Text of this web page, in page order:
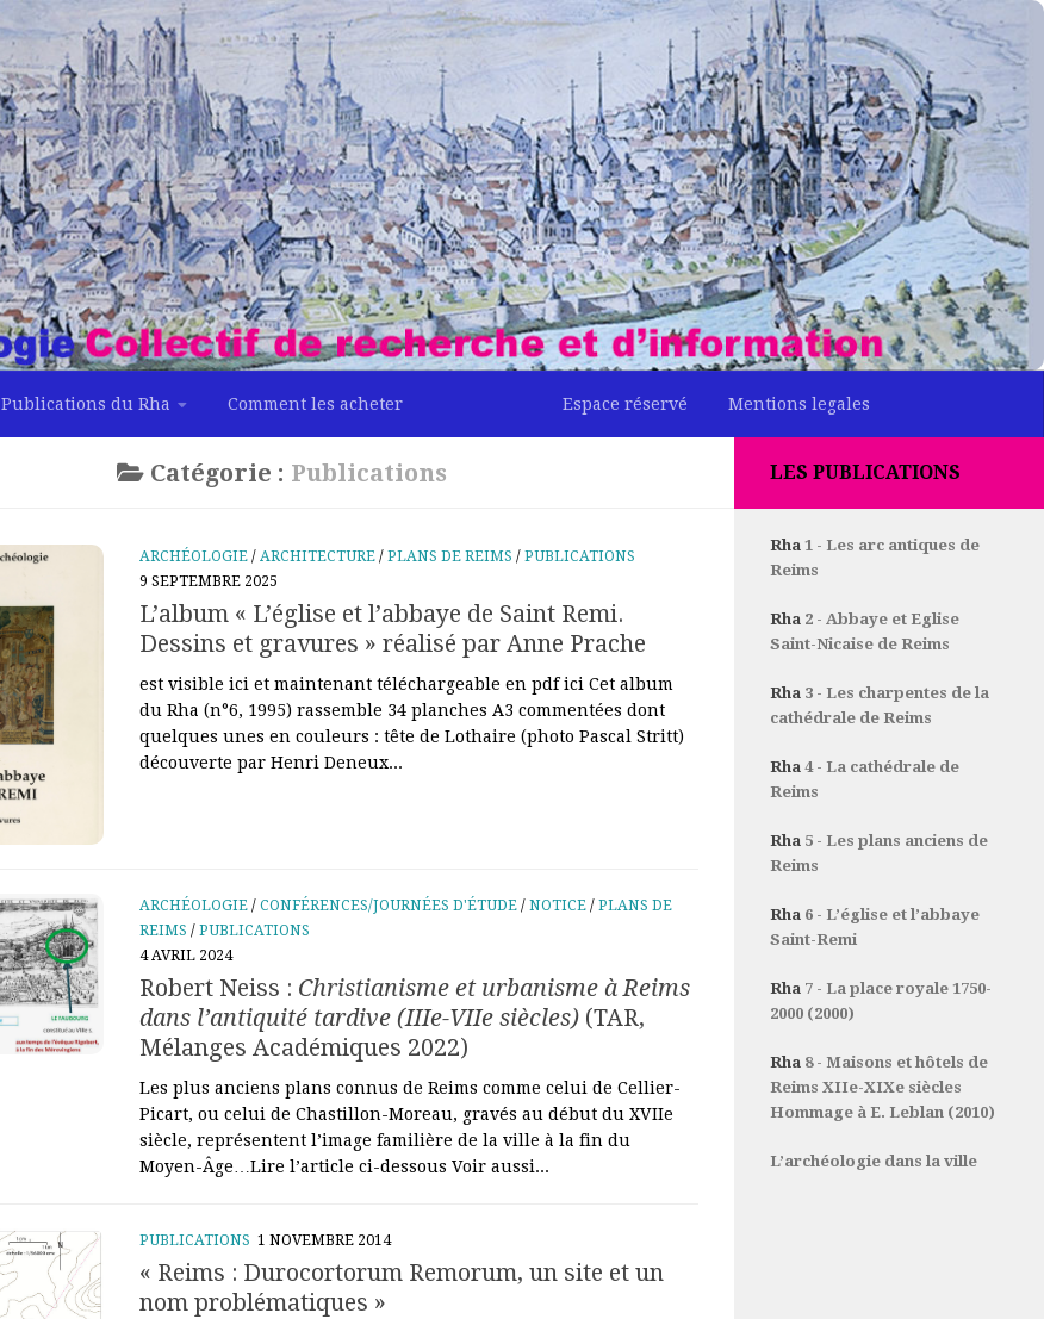
Publications du Rha Comment les acheter Espace réservé Mentions legales
Catégorie : Publications
ARCHÉOLOGIE /ARCHITECTURE /PLANS DE REIMS /PUBLICATIONS
9 SEPTEMBRE 2025
L’album « L’église et l’abbaye de Saint Remi.
Dessins et gravures » réalisé par Anne Prache
est visible ici et maintenant téléchargeable en pdf ici Cet album
du Rha (n°6, 1995) rassemble 34 planches A3 commentées dont
quelques unes en couleurs : tête de Lothaire (photo Pascal Stritt)
découverte par Henri Deneux...
ARCHÉOLOGIE /CONFÉRENCES/JOURNÉES D'ÉTUDE /NOTICE /PLANS DE
REIMS /PUBLICATIONS
4 AVRIL 2024
Robert Neiss : Christianisme et urbanisme à Reims
dans l’antiquité tardive (IIIe-VIIe siècles) (TAR,
Mélanges Académiques 2022)
Les plus anciens plans connus de Reims comme celui de Cellier-
Picart, ou celui de Chastillon-Moreau, gravés au début du XVIIe
siècle, représentent l’image familière de la ville à la fin du
Moyen-Âge…Lire l’article ci-dessous Voir aussi...
PUBLICATIONS 1 NOVEMBRE 2014
« Reims : Durocortorum Remorum, un site et un
nom problématiques »
LES PUBLICATIONS
Rha 1 - Les arc antiques de
Reims
Rha 2 - Abbaye et Eglise
Saint-Nicaise de Reims
Rha 3 - Les charpentes de la
cathédrale de Reims
Rha 4 - La cathédrale de
Reims
Rha 5 - Les plans anciens de
Reims
Rha 6 - L’église et l’abbaye
Saint-Remi
Rha 7 - La place royale 1750-
2000 (2000)
Rha 8 - Maisons et hôtels de
Reims XIIe-XIXe siècles
Hommage à E. Leblan (2010)
L’archéologie dans la ville